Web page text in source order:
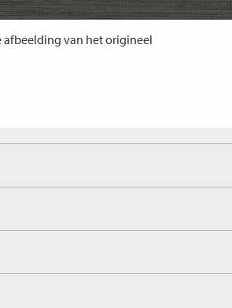
afbeelding van het origineel